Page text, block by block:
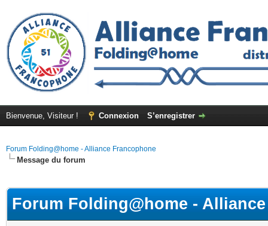
Bienvenue, Visiteur ! Connexion S’enregistrer
Forum Folding@home - Alliance Francophone
Message du forum
Forum Folding@home -